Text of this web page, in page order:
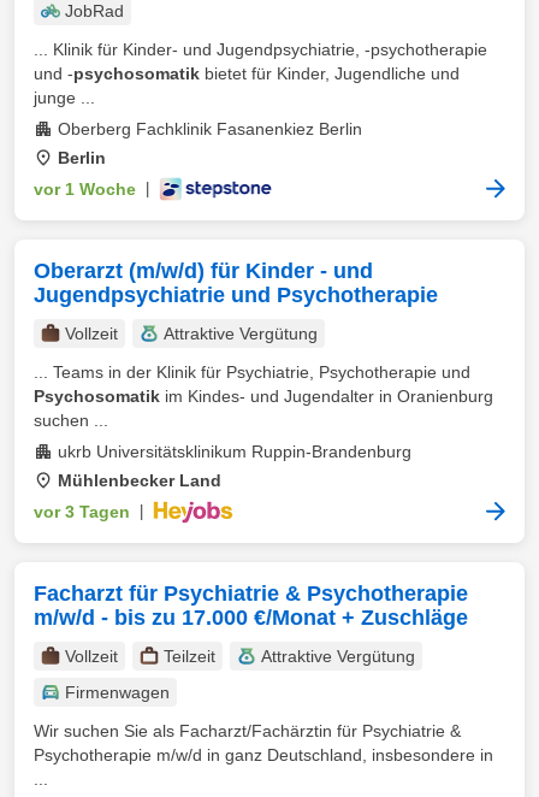
JobRad
... Klinik für Kinder- und Jugendpsychiatrie, -psychotherapie
und -psychosomatik bietet für Kinder, Jugendliche und
junge ...
Oberberg Fachklinik Fasanenkiez Berlin
Berlin
vor 1 Woche
Oberarzt (m/w/d) für Kinder - und
Jugendpsychiatrie und Psychotherapie
Vollzeit
Attraktive Vergütung
... Teams in der Klinik für Psychiatrie, Psychotherapie und
Psychosomatik im Kindes- und Jugendalter in Oranienburg
suchen ...
ukrb Universitätsklinikum Ruppin-Brandenburg
Mühlenbecker Land
vor 3 Tagen
Facharzt für Psychiatrie & Psychotherapie
m/w/d - bis zu 17.000 €/Monat + Zuschläge
Vollzeit Teilzeit
Attraktive Vergütung
Firmenwagen
Wir suchen Sie als Facharzt/Fachärztin für Psychiatrie &
Psychotherapie m/w/d in ganz Deutschland, insbesondere in